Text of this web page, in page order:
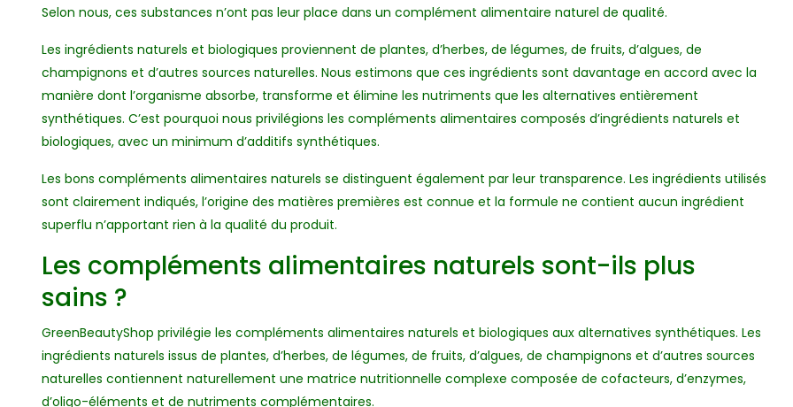
Selon nous, ces substances n’ont pas leur place dans un complément alimentaire naturel de qualité.
Les ingrédients naturels et biologiques proviennent de plantes, d’herbes, de légumes, de fruits, d’algues, de
champignons et d’autres sources naturelles. Nous estimons que ces ingrédients sont davantage en accord avec la
manière dont l’organisme absorbe, transforme et élimine les nutriments que les alternatives entièrement
synthétiques. C’est pourquoi nous privilégions les compléments alimentaires composés d’ingrédients naturels et
biologiques, avec un minimum d’additifs synthétiques.
Les bons compléments alimentaires naturels se distinguent également par leur transparence. Les ingrédients utilisés
sont clairement indiqués, l’origine des matières premières est connue et la formule ne contient aucun ingrédient
superflu n’apportant rien à la qualité du produit.
Les compléments alimentaires naturels sont-ils plus
sains ?
GreenBeautyShop privilégie les compléments alimentaires naturels et biologiques aux alternatives synthétiques. Les
ingrédients naturels issus de plantes, d’herbes, de légumes, de fruits, d’algues, de champignons et d’autres sources
naturelles contiennent naturellement une matrice nutritionnelle complexe composée de cofacteurs, d’enzymes,
d’oligo-éléments et de nutriments complémentaires.